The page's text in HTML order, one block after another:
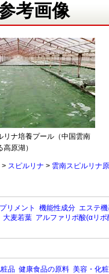
考画像
リナ培養プール（中国雲南
原湖）
> スピルリナ > 雲南スピルリナ
リメント 機能性成分 エステ
大麦若葉 アルファリポ酸(αリポ
品 健康食品の原料 美容・化